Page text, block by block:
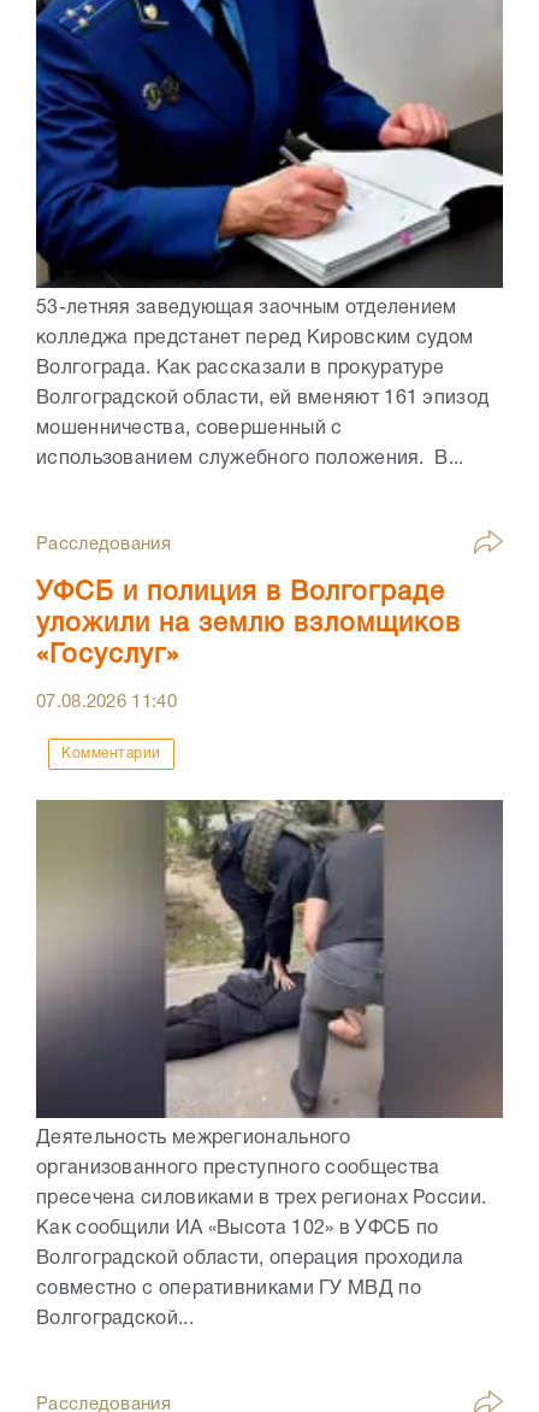
53-летняя заведующая заочным отделением
колледжа предстанет перед Кировским судом
Волгограда. Как рассказали в прокуратуре
Волгоградской области, ей вменяют 161 эпизод
мошенничества, совершенный с
использованием служебного положения. В...
Расследования
УФСБ и полиция в Волгограде
уложили на землю взломщиков
«Госуслуг»
07.08.2026 11:40
Комментарии
Деятельность межрегионального
организованного преступного сообщества
пресечена силовиками в трех регионах России.
Как сообщили ИА «Высота 102» в УФСБ по
Волгоградской области, операция проходила
совместно с оперативниками ГУ МВД по
Волгоградской...
Расследования